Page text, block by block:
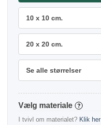
10 x 10 cm.
20 x 20 cm.
Se alle størrelser
materiale ?
I tvivl om materialet? Klik her